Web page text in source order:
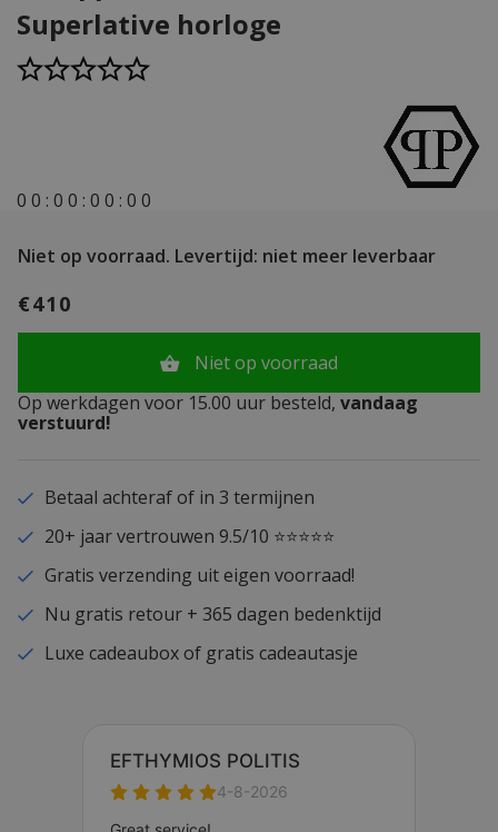
Superlative horloge
0 0 : 0 0 : 0 0 : 0 0
Niet op voorraad. Levertijd: niet meer leverbaar
€410
Niet op voorraad
Op werkdagen voor 15.00 uur besteld, vandaag
verstuurd!
Betaal achteraf of in 3 termijnen
20+ jaar vertrouwen 9.5/10 ⭐⭐⭐⭐⭐
Gratis verzending uit eigen voorraad!
Nu gratis retour + 365 dagen bedenktijd
Luxe cadeaubox of gratis cadeautasje